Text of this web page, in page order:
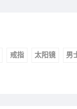
戒指 太阳镜 男